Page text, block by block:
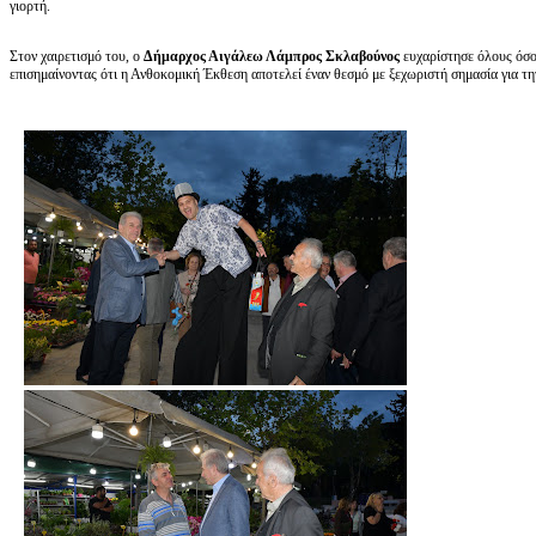
γιορτή.
Στον χαιρετισμό του, ο Δήμαρχος Αιγάλεω Λάμπρος Σκλαβούνος ευχαρίστησε όλους
επισημαίνοντας ότι η Ανθοκομική Έκθεση αποτελεί έναν θεσμό με ξεχωριστή σημασία για